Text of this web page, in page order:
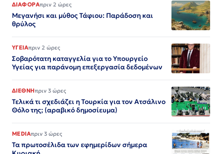
ΔΙΑΦΟΡΑπριν 2 ώρες
Μεγανήσι και μύθος Τάφιου: Παράδοση και
θρύλος
ΥΓΕΙΑπριν 2 ώρες
Σοβαρότατη καταγγελία για το Υπουργείο
Υγείας για παράνομη επεξεργασία δεδομένων
ΔΙΕΘΝΗπριν 3 ώρες
Τελικά τι σχεδιάζει η Τουρκία για τον Ατσάλινο
Θόλο της; (αραβικό δημοσίευμα)
MEDIAπριν 3 ώρες
Τα πρωτοσέλιδα των εφημερίδων σήμερα